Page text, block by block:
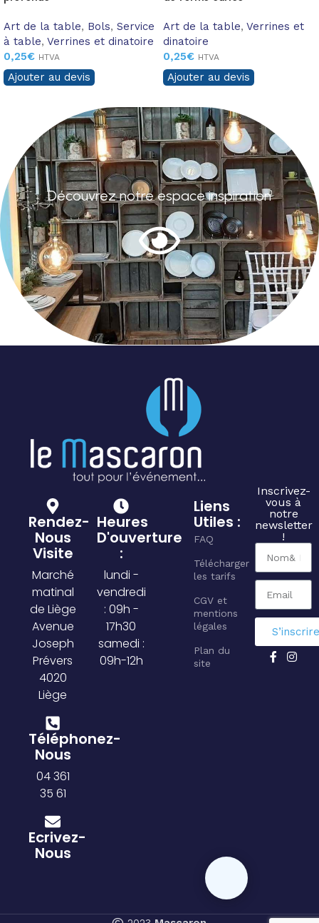
Art de la table, Bols, Service
à table, Verrines et dinatoire
0,25€ HTVA
Ajouter au devis
Art de la table, Verrines et
dinatoire
0,25€ HTVA
Ajouter au devis
Découvrez notre espace inspiration
Rendez-
Nous
Visite
Marché
matinal
de Liège
Avenue
Joseph
Prévers
4020
Liège
Téléphonez-
Nous
04 361
35 61
Ecrivez-
Nous
Heures
D'ouverture
:
lundi -
vendredi
: 09h -
17h30
samedi :
09h-12h
Liens
Utiles :
FAQ
Télécharger
les tarifs
CGV et
mentions
légales
Plan du
site
Inscrivez-
vous à
notre
newsletter
!